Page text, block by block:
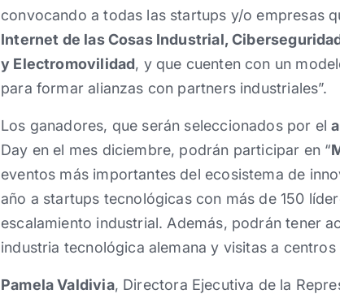
convocando a todas las startups y/o empresas
Internet de las Cosas Industrial,
y Electromovilidad, y que cuenten con un
para formar alianzas con partners industriales”.
Los ganadores, que serán seleccionados por el
Day en el mes diciembre, podrán participar en “
eventos más importantes del ecosistema de
año a startups tecnológicas con más de 150
escalamiento industrial. Además, podrán tener
industria tecnológica alemana y visitas a
Pamela Valdivia, Directora Ejecutiva de la